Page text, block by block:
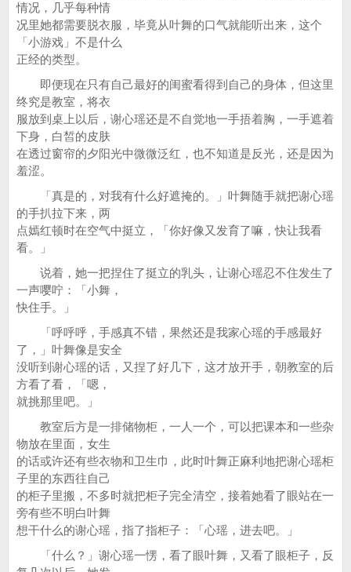
情况，几乎每种情
况里她都需要脱衣服，毕竟从叶舞的口气就能听出来，这个
「小游戏」不是什么
正经的类型。
即便现在只有自己最好的闺蜜看得到自己的身体，但这里
终究是教室，将衣
服放到桌上以后，谢心瑶还是不自觉地一手捂着胸，一手遮着
下身，白皙的皮肤
在透过窗帘的夕阳光中微微泛红，也不知道是反光，还是因为
羞涩。
「真是的，对我有什么好遮掩的。」叶舞随手就把谢心瑶
的手扒拉下来，两
点嫣红顿时在空气中挺立，「你好像又发育了嘛，快让我看
看。」
说着，她一把捏住了挺立的乳头，让谢心瑶忍不住发生了
一声嘤咛：「小舞，
快住手。」
「呼呼呼，手感真不错，果然还是我家心瑶的手感最好
了，」叶舞像是安全
没听到谢心瑶的话，又捏了好几下，这才放开手，朝教室的后
方看了看，「嗯，
就挑那里吧。」
教室后方是一排储物柜，一人一个，可以把课本和一些杂
物放在里面，女生
的话或许还有些衣物和卫生巾，此时叶舞正麻利地把谢心瑶柜
子里的东西往自己
的柜子里搬，不多时就把柜子完全清空，接着她看了眼站在一
旁有些不明白叶舞
想干什么的谢心瑶，指了指柜子：「心瑶，进去吧。」
「什么？」谢心瑶一愣，看了眼叶舞，又看了眼柜子，反